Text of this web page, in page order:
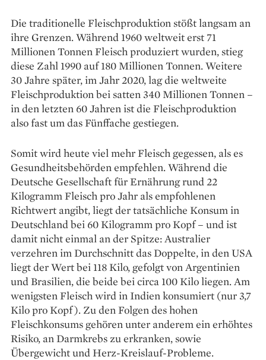
Die traditionelle Fleischproduktion stößt langsam an
ihre Grenzen. Während 1960 weltweit erst 71
Millionen Tonnen Fleisch produziert wurden, stieg
diese Zahl 1990 auf 180 Millionen Tonnen. Weitere
30 Jahre später, im Jahr 2020, lag die weltweite
Fleischproduk­tion bei satten 340 Millionen Tonnen –
in den ­letzten 60 Jahren ist die Fleischproduktion
also fast um das Fünffache gestiegen.
Somit wird heute viel mehr Fleisch ge­gessen, als es
Gesundheitsbehörden empfehlen. Während die
Deutsche Gesellschaft für Ernährung rund 22
Kilogramm Fleisch pro Jahr als empfohlenen
Richtwert angibt, liegt der tatsächliche Konsum in
Deutschland bei 60 Kilogramm pro Kopf – und ist
damit nicht einmal an der Spitze: Australier
verzehren im Durchschnitt das Doppelte, in den USA
liegt der Wert bei 118 Kilo, gefolgt von Argentinien
und Brasilien, die beide bei circa 100 Kilo liegen. Am
wenigsten Fleisch wird in Indien konsumiert (nur 3,7
Kilo pro Kopf). Zu den Folgen des hohen
Fleischkonsums gehören unter anderem ein erhöhtes
Risiko, an Darmkrebs zu erkranken, sowie
Übergewicht und Herz-Kreislauf-Probleme.